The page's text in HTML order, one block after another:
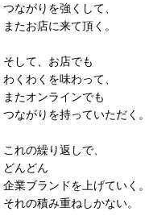
つながりを強くして、
またお店に来て頂く。
そして、お店でも
わくわくを味わって、
またオンラインでも
つながりを持っていただく。
これの繰り返しで、
どんどん
企業ブランドを上げていく。
それの積み重ねしかない。